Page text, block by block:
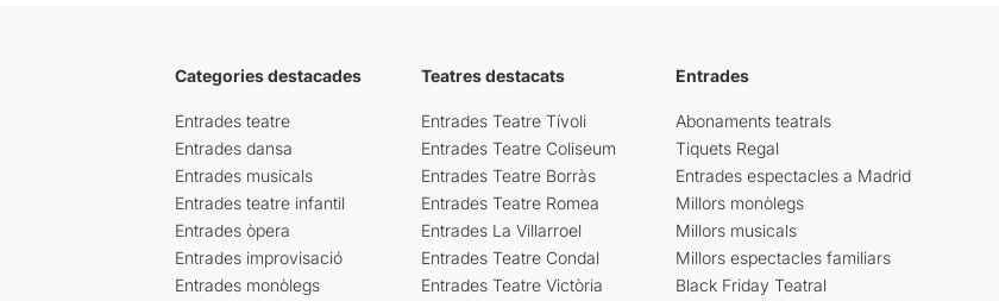
Categories destacades
Entrades teatre
Entrades dansa
Entrades musicals
Entrades teatre infantil
Entrades òpera
Entrades improvisació
Entrades monòlegs
Teatres destacats
Entrades Teatre Tívoli
Entrades Teatre Coliseum
Entrades Teatre Borràs
Entrades Teatre Romea
Entrades La Villarroel
Entrades Teatre Condal
Entrades Teatre Victòria
Entrades
Abonaments teatrals
Tiquets Regal
Entrades espectacles a Madrid
Millors monòlegs
Millors musicals
Millors espectacles familiars
Black Friday Teatral